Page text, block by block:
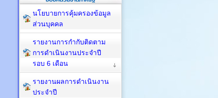
นโยบายการคุ้มครองข้อมูล
ส่วนบุคคล
รายงานการกำกับติดตาม
การดำเนินงานประจำปี
รอบ 6 เดือน
รายงานผลการดำเนินงาน
ประจำปี